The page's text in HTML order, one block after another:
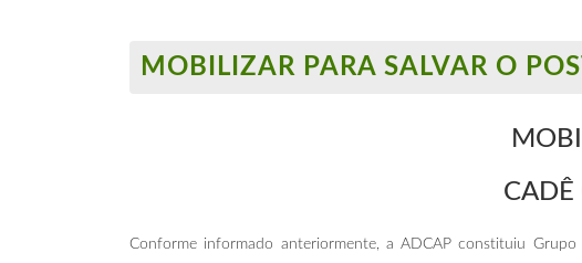
MOBILIZAR PARA SALVAR O
CADÊ
Conforme informado anteriormente, a ADCAP constituiu